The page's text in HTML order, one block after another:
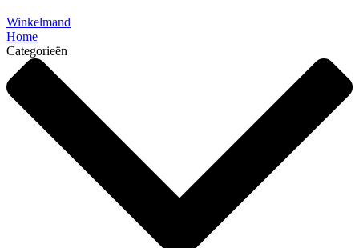
Winkelmand
Home
Categorieën